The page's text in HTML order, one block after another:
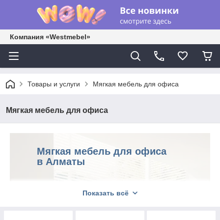
Компания «Westmebel»
Товары и услуги Мягкая мебель для офиса
Мягкая мебель для офиса
Мягкая мебель для офиса
в Алматы
WestMebel предлагает мягкую мебель для
Показать всё